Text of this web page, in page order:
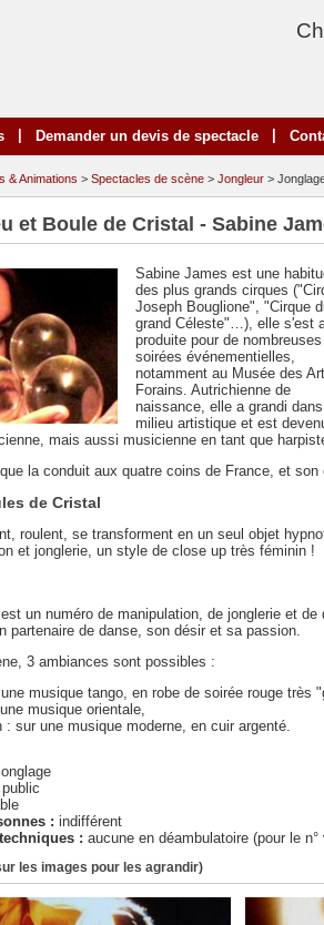
Demander un devis de spectacle
& Animations > Spectacles de scène > Jongleur >
et Boule de Cristal - Sabine
Sabine James est une
des plus grands cirques
Joseph Bouglione", "Cirque
grand Céleste"…), elle s'est
produite pour de nombreuses
soirées événementielles,
notamment au Musée des
Forains. Autrichienne de
naissance, elle a grandi
milieu artistique et est
mais aussi musicienne en tant que
la conduit aux quatre coins de France, et
de Cristal
roulent, se transforment en un seul objet
et jonglerie, un style de close up très féminin !
un numéro de manipulation, de jonglerie et
partenaire de danse, son désir et sa passion.
3 ambiances sont possibles :
musique tango, en robe de soirée rouge très
musique orientale,
: sur une musique moderne, en cuir argenté.
: indifférent
: aucune en déambulatoire (pour le
les images pour les agrandir)